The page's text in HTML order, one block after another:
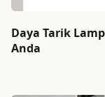
Daya Tarik
Anda